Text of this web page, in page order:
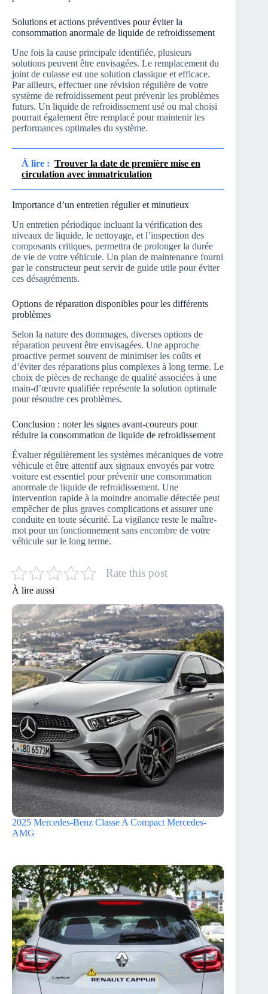
Solutions et actions préventives pour éviter la
consommation anormale de liquide de refroidissement
Une fois la cause principale identifiée, plusieurs
solutions peuvent être envisagées. Le remplacement du
joint de culasse est une solution classique et efficace.
Par ailleurs, effectuer une révision régulière de votre
système de refroidissement peut prévenir les problèmes
futurs. Un liquide de refroidissement usé ou mal choisi
pourrait également être remplacé pour maintenir les
performances optimales du système.
À lire : Trouver la date de première mise en
circulation avec immatriculation
Importance d’un entretien régulier et minutieux
Un entretien périodique incluant la vérification des
niveaux de liquide, le nettoyage, et l’inspection des
composants critiques, permettra de prolonger la durée
de vie de votre véhicule. Un plan de maintenance fourni
par le constructeur peut servir de guide utile pour éviter
ces désagréments.
Options de réparation disponibles pour les différents
problèmes
Selon la nature des dommages, diverses options de
réparation peuvent être envisagées. Une approche
proactive permet souvent de minimiser les coûts et
d’éviter des réparations plus complexes à long terme. Le
choix de pièces de rechange de qualité associées à une
main-d’œuvre qualifiée représente la solution optimale
pour résoudre ces problèmes.
Conclusion : noter les signes avant-coureurs pour
réduire la consommation de liquide de refroidissement
Évaluer régulièrement les systèmes mécaniques de votre
véhicule et être attentif aux signaux envoyés par votre
voiture est essentiel pour prévenir une consommation
anormale de liquide de refroidissement. Une
intervention rapide à la moindre anomalie détectée peut
empêcher de plus graves complications et assurer une
conduite en toute sécurité. La vigilance reste le maître-
mot pour un fonctionnement sans encombre de votre
véhicule sur le long terme.
Rate this post
À lire aussi
2025 Mercedes-Benz Classe A Compact Mercedes-
AMG